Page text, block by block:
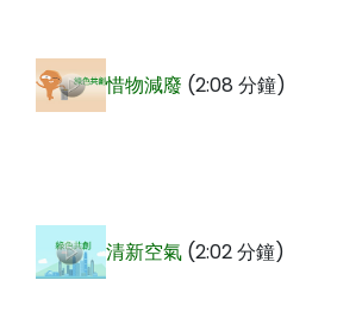
惜物減廢 (2:08 分鐘)
清新空氣 (2:02 分鐘)